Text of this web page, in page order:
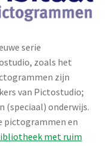
serie
zoals het
zijn
van Pictostudio;
(speciaal) onderwijs.
pictogrammen en
met ruim